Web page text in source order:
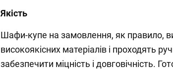
Якість
Шафи-купе на замовлення, як правило,
високоякісних матеріалів і проходять
забезпечити міцність і довговічність.